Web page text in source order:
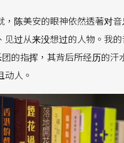
陈美安的眼神依然透著对
见过从来没想过的人物。我
的指挥，其背后所经历的
人。